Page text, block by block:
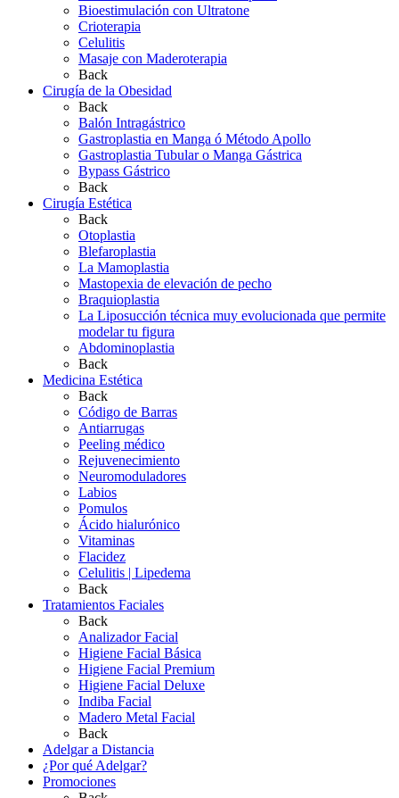
Bioestimulación con Ultratone
Crioterapia
Celulitis
Masaje con Maderoterapia
Back
Cirugía de la Obesidad
Back
Balón Intragástrico
Gastroplastia en Manga ó Método Apollo
Gastroplastia Tubular o Manga Gástrica
Bypass Gástrico
Back
Cirugía Estética
Back
Otoplastia
Blefaroplastia
La Mamoplastia
Mastopexia de elevación de pecho
Braquioplastia
La Liposucción técnica muy evolucionada que permite
modelar tu figura
Abdominoplastia
Back
Medicina Estética
Back
Código de Barras
Antiarrugas
Peeling médico
Rejuvenecimiento
Neuromoduladores
Labios
Pomulos
Ácido hialurónico
Vitaminas
Flacidez
Celulitis | Lipedema
Back
Tratamientos Faciales
Back
Analizador Facial
Higiene Facial Básica
Higiene Facial Premium
Higiene Facial Deluxe
Indiba Facial
Madero Metal Facial
Back
Adelgar a Distancia
¿Por qué Adelgar?
Promociones